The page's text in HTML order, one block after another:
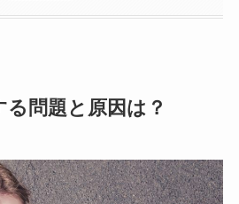
問題と原因は？